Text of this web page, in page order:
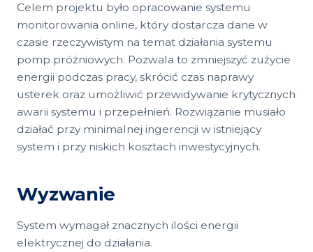
Celem projektu było opracowanie systemu
monitorowania online, który dostarcza dane w
czasie rzeczywistym na temat działania systemu
pomp próżniowych. Pozwala to zmniejszyć zużycie
energii podczas pracy, skrócić czas naprawy
usterek oraz umożliwić przewidywanie krytycznych
awarii systemu i przepełnień. Rozwiązanie musiało
działać przy minimalnej ingerencji w istniejący
system i przy niskich kosztach inwestycyjnych.
Wyzwanie
System wymagał znacznych ilości energii
elektrycznej do działania.